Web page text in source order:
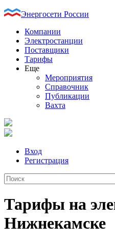
Энергосети России
Компании
Электростанции
Поставщики
Тарифы
Еще
Мероприятия
Справочник
Публикации
Вахта
Вход
Регистрация
Тарифы на
Нижнекамске